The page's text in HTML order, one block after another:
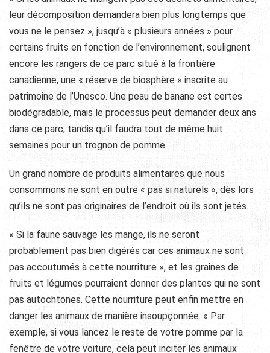
leur décomposition demandera bien plus longtemps que
vous ne le pensez », jusqu’à « plusieurs années » pour
certains fruits en fonction de l’environnement, soulignent
encore les rangers de ce parc situé à la frontière
canadienne, une « réserve de biosphère » inscrite au
patrimoine de l’Unesco. Une peau de banane est certes
biodégradable, mais le processus peut demander deux ans
dans ce parc, tandis qu’il faudra tout de même huit
semaines pour un trognon de pomme.
Un grand nombre de produits alimentaires que nous
consommons ne sont en outre « pas si naturels », dès lors
qu’ils ne sont pas originaires de l’endroit où ils sont jetés.
« Si la faune sauvage les mange, ils ne seront
probablement pas bien digérés car ces animaux ne sont
pas accoutumés à cette nourriture », et les graines de
fruits et légumes pourraient donner des plantes qui ne sont
pas autochtones. Cette nourriture peut enfin mettre en
danger les animaux de manière insoupçonnée. « Par
exemple, si vous lancez le reste de votre pomme par la
fenêtre de votre voiture, cela peut inciter les animaux